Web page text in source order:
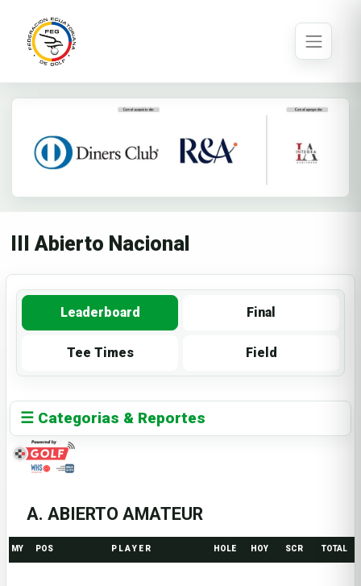
III Abierto Nacional
Leaderboard Final
Tee Times Field
☰ Categorias & Reportes
A. ABIERTO AMATEUR
MY POS P L A Y E R HOLE HOY SCR TOTAL